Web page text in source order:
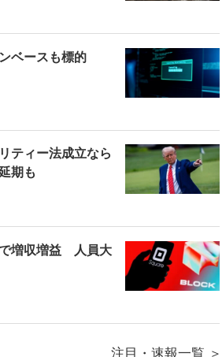
ベースも標的
ティー法成立なら
期も
増収増益 人員大
注目・速報一覧